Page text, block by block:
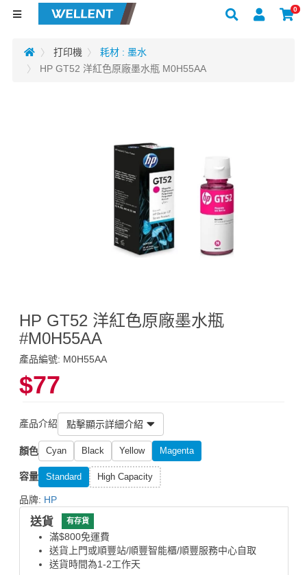
0
打印機
耗材 : 墨水
HP GT52 洋紅色原廠墨水瓶 M0H55AA
HP GT52 洋紅色原廠墨水瓶
#M0H55AA
產品編號: M0H55AA
$77
產品介紹 點擊顯示詳細介紹
顏色 Cyan Black Yellow Magenta
容量 Standard High Capacity
品牌: HP
送貨 有存貨
滿$800免運費
送貨上門或順豐站/順豐智能櫃/順豐服務中心自取
送貨時間為1-2工作天